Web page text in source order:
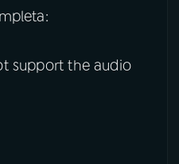
support the audio